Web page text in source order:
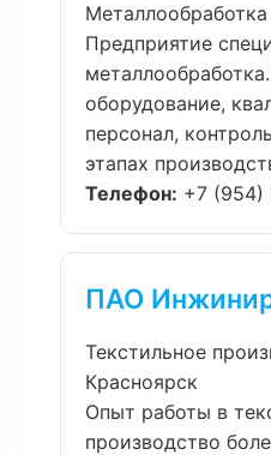
Предприятие
оборудование,
персонал,
этапах
Телефон: +7 (954)
ПАО
Текстильное
Красноярск
Опыт работы в
производство